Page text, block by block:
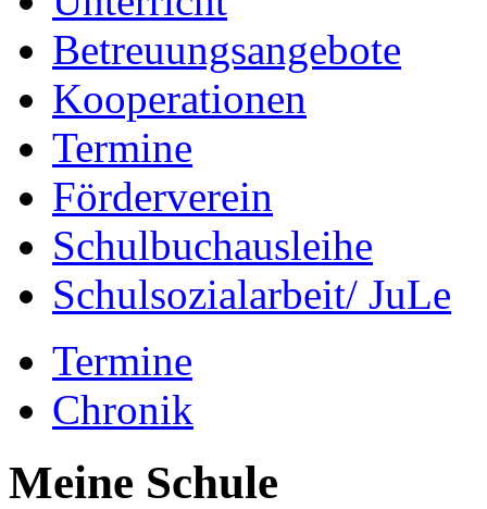
Betreuungsangebote
Kooperationen
Termine
Förderverein
Schulbuchausleihe
Schulsozialarbeit/ JuLe
Termine
Chronik
Meine Schule